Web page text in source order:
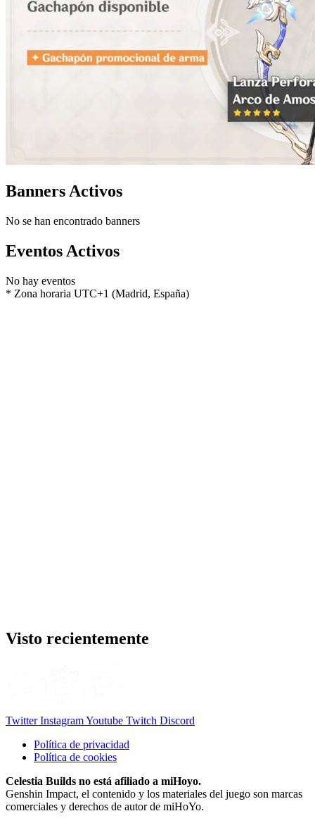
Banners Activos
No se han encontrado banners
Eventos Activos
No hay eventos
* Zona horaria UTC+1 (Madrid, España)
Visto recientemente
Twitter InstagramYoutube Twitch Discord
Política de privacidad
Política de cookies
Celestia Builds no está afiliado a miHoyo.
Genshin Impact, el contenido y los materiales del juego son marcas
comerciales y derechos de autor de miHoYo.